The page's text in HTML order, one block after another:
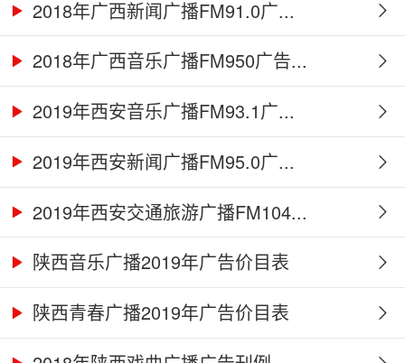
2018年广西新闻广播FM91.0广...
2018年广西音乐广播FM950广告...
2019年西安音乐广播FM93.1广...
2019年西安新闻广播FM95.0广...
2019年西安交通旅游广播FM104...
陕西音乐广播2019年广告价目表
陕西青春广播2019年广告价目表